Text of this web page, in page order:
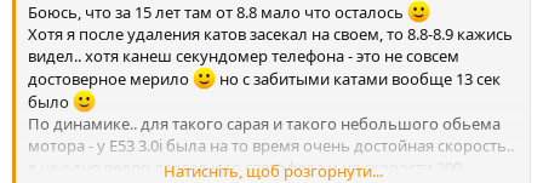
Боюсь, что за 15 лет там от 8.8 мало что осталось
Хотя я после удаления катов засекал на своем, то 8.8-8.9 кажись
видел.. хотя канеш секундомер телефона - это не совсем
достоверное мерило
но с забитыми катами вообще 13 сек
было
По динамике.. для такого сарая и такого небольшого обьема
мотора - у Е53 3.0i была на то время очень достойная скорость..
я не одно ведро дергал и со светофора и на скорости 200.
Натисніть, щоб розгорнути...